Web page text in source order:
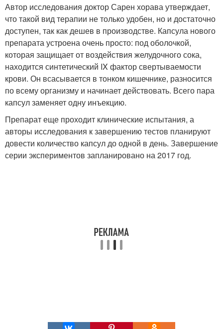
Автор исследования доктор Сарен хорава утверждает,
что такой вид терапии не только удобен, но и достаточно
доступен, так как дешев в производстве. Капсула нового
препарата устроена очень просто: под оболочкой,
которая защищает от воздействия желудочного сока,
находится синтетический IX фактор свертываемости
крови. Он всасывается в тонком кишечнике, разносится
по всему организму и начинает действовать. Всего пара
капсул заменяет одну инъекцию.
Препарат еще проходит клинические испытания, а
авторы исследования к завершению тестов планируют
довести количество капсул до одной в день. Завершение
серии экспериментов запланировано на 2017 год.